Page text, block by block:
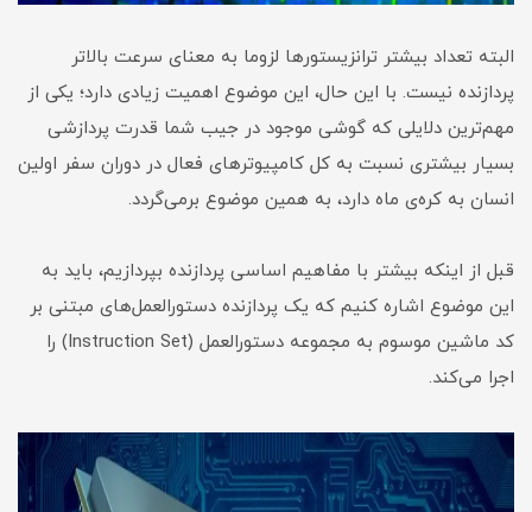
البته تعداد بیشتر ترانزیستورها لزوما به معنای سرعت بالاتر
پردازنده نیست. با این حال، این موضوع اهمیت زیادی دارد؛ یکی از
مهم‌ترین دلایلی که گوشی موجود در جیب شما قدرت پردازشی
بسیار بیشتری نسبت به کل کامپیوترهای فعال در دوران سفر اولین
انسان به کره‌ی ماه دارد، به همین موضوع برمی‌گردد.
قبل از اینکه بیشتر با مفاهیم اساسی پردازنده بپردازیم، باید به
این موضوع اشاره کنیم که یک پردازنده دستورالعمل‌های مبتنی بر
کد ماشین موسوم به مجموعه دستورالعمل (Instruction Set) را
اجرا می‌کند.